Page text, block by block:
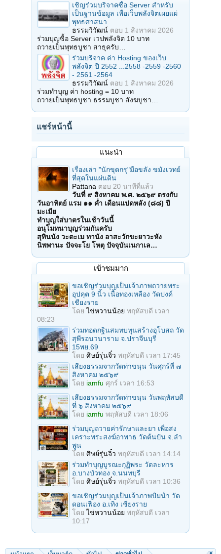
เชิญร่วมบริจาคซื้อ Server สำหรับ
เป็นฐานข้อมูล เพื่อเว็บพลังจิตเผยแผ่
พุทธศาสนา
ธรรมวิวัฒน์ ตอบ 1 สิงหาคม 2026
ร่วมบุญซื้อ Server เวปพลังจิต 10 บาท
ถวายเป็นพุทธบูชา สาธุครับ…
ร่วมบริจาค ค่า Hosting ของเว็บ
พลังจิต ปี 2552 ...2558 -2559 -2560
- 2561 -2564
ธรรมวิวัฒน์ ตอบ 1 สิงหาคม 2026
ร่วมทำบุญ ค่า hosting = 10 บาท
ถวายเป็นพุทธบูชา ธรรมบูชา สังฆบูชา…
แชร์หน้านี้
แนะนำ
เรื่องเล่า "นักขุดกรุ"มือขลัง ขมังเวทย์
ที่สุดในแผ่นดิน
Pattana ตอบ 20 นาทีที่แล้ว
วันที่ ๙ สิงหาคม พ.ศ. ๒๕๖๙ ตรงกับ
วันอาทิตย์ แรม ๑๑ ค่ำ เดือนแปดหลัง (๘๘) ปี
มะเมีย
ทำบุญใส่บาตรในเช้าวันนี้
อนุโมทนาบุญร่วมกันครับ
สุทินนัง วะตะเม ทานัง อาสะวักขะยาวะหัง
นิพพานะ ปัจจะโย โหตุ ปัจจุบันเนกาเล…
เข้าชมมาก
ขอเชิญร่วมบุญเป็นเจ้าภาพถวายพระ
อุปคุต 9 นิ้ว เนื้อทองเหลือง วัดปงค์
เชียงราย
โดยไข่หวานน้อย พฤหัสบดี เวลา
08:23
ร่วมทอดกฐินสมทบทุนสร้างอุโบสถ วัด
สุพีรอนวนาราม จ.ปราจีนบุรี
15พย.69
โดย ศิษย์รุ่นจิ๋ว พฤหัสบดี เวลา 17:45
เสียงธรรมจากวัดท่าขนุน วันศุกร์ที่ ๗
สิงหาคม ๒๕๖๙
โดย iamfu ศุกร์ เวลา 16:53
เสียงธรรมจากวัดท่าขนุน วันพฤหัสบดี
ที่ ๖ สิงหาคม ๒๕๖๙
โดย iamfu พฤหัสบดี เวลา 18:06
ร่วมบุญถวายค่ารักษาและยา เพื่อสง
เคราะพระสงฆ์อาพาธ วัดต้นปัน จ.ลํา
พูน
โดย ศิษย์รุ่นจิ๋ว พฤหัสบดี เวลา 14:14
ร่วมทําบุญบูรณะกุฏิพระ วัดละหาร
อ.บางบัวทอง จ.นนทบุรี
โดย ศิษย์รุ่นจิ๋ว พฤหัสบดี เวลา 10:36
ขอเชิญร่วมบุญเป็นเจ้าภาพปั้มน้ำ วัด
ดอนเฟือง อ.เทิง เชียงราย
โดยไข่หวานน้อย พฤหัสบดี เวลา
10:17